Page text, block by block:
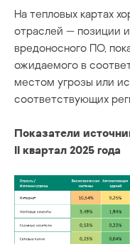
На тепловых картах
отраслей — позиции
вредоносного ПО,
ожидаемого в
местом угрозы или
соответствующих
Показатели
II квартал 2025 года